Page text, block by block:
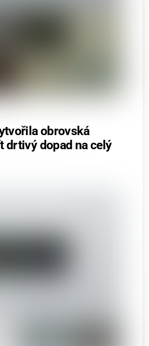
obrovská
drtivý dopad na celý